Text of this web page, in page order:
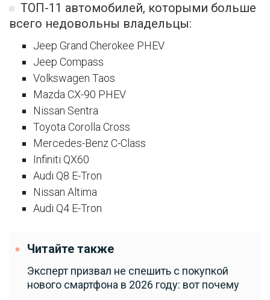
ТОП-11 автомобилей, которыми больше
всего недовольны владельцы:
Jeep Grand Cherokee PHEV
Jeep Compass
Volkswagen Taos
Mazda CX-90 PHEV
Nissan Sentra
Toyota Corolla Cross
Mercedes-Benz C-Class
Infiniti QX60
Audi Q8 E-Tron
Nissan Altima
Audi Q4 E-Tron
Читайте также
Эксперт призвал не спешить с покупкой
нового смартфона в 2026 году: вот почему